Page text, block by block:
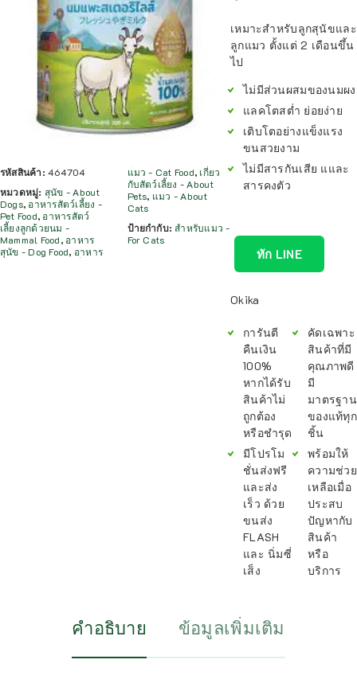
รหัสสินค้า:464704
หมวดหมู่: สุนัข - About
Dogs, อาหารสัตว์เลี้ยง -
Pet Food, อาหารสัตว์
เลี้ยงลูกด้วยนม -
Mammal Food, อาหาร
สุนัข - Dog Food, อาหาร
แมว - Cat Food, เกี่ยว
กับสัตว์เลี้ยง - About
Pets, แมว - About
Cats
ป้ายกำกับ:สำหรับแมว -
For Cats
เหมาะสำหรับลูกสุนัขและ
ลูกแมว ตั้งแต่ 2 เดือนขึ้น
ไป
ไม่มีส่วนผสมของนมผง
แลคโตสต่ำ ย่อยง่าย
เติบโตอย่างแข็งแรง
ขนสวยงาม
ไม่มีสารกันเสีย แและ
สารคงตัว
ทัก LINE
Okika
การันตี
คืนเงิน
100%
หากได้รับ
สินค้าไม่
ถูกต้อง
หรือชำรุด
มีโปรโม
ชั่นส่งฟรี
และส่ง
เร็ว ด้วย
ขนส่ง
FLASH
และ นิ่มซี่
เส็ง
คัดเฉพาะ
สินค้าที่มี
คุณภาพดี
มี
มาตรฐาน
ของแท้ทุก
ชิ้น
พร้อมให้
ความช่วย
เหลือเมื่อ
ประสบ
ปัญหากับ
สินค้า
หรือ
บริการ
คำอธิบาย ข้อมูลเพิ่มเติม